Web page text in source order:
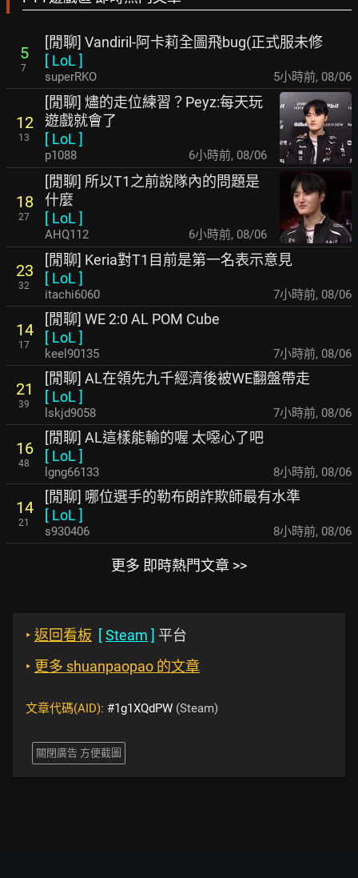
5
7
[閒聊] Vandiril-阿卡莉全圖飛bug(正式服未修
[ LoL ]
superRKO 5小時前, 08/06
12
13
[閒聊] 燼的走位練習？Peyz:每天玩
遊戲就會了
[ LoL ]
p1088 6小時前, 08/06
18
27
[閒聊] 所以T1之前說隊內的問題是
什麼
[ LoL ]
AHQ112 6小時前, 08/06
23
32
[閒聊] Keria對T1目前是第一名表示意見
[ LoL ]
itachi6060 7小時前, 08/06
14
17
[閒聊] WE 2:0 AL POM Cube
[ LoL ]
keel90135 7小時前, 08/06
21
39
[閒聊] AL在領先九千經濟後被WE翻盤帶走
[ LoL ]
lskjd9058 7小時前, 08/06
16
48
[閒聊] AL這樣能輸的喔 太噁心了吧
[ LoL ]
lgng66133 8小時前, 08/06
14
21
[閒聊] 哪位選手的勒布朗詐欺師最有水準
[ LoL ]
s930406 8小時前, 08/06
更多 即時熱門文章 >>
‣ 返回看板 [Steam ] 平台
‣ 更多 shuanpaopao 的文章
文章代碼(AID): #1g1XQdPW (Steam)
關閉廣告 方便截圖